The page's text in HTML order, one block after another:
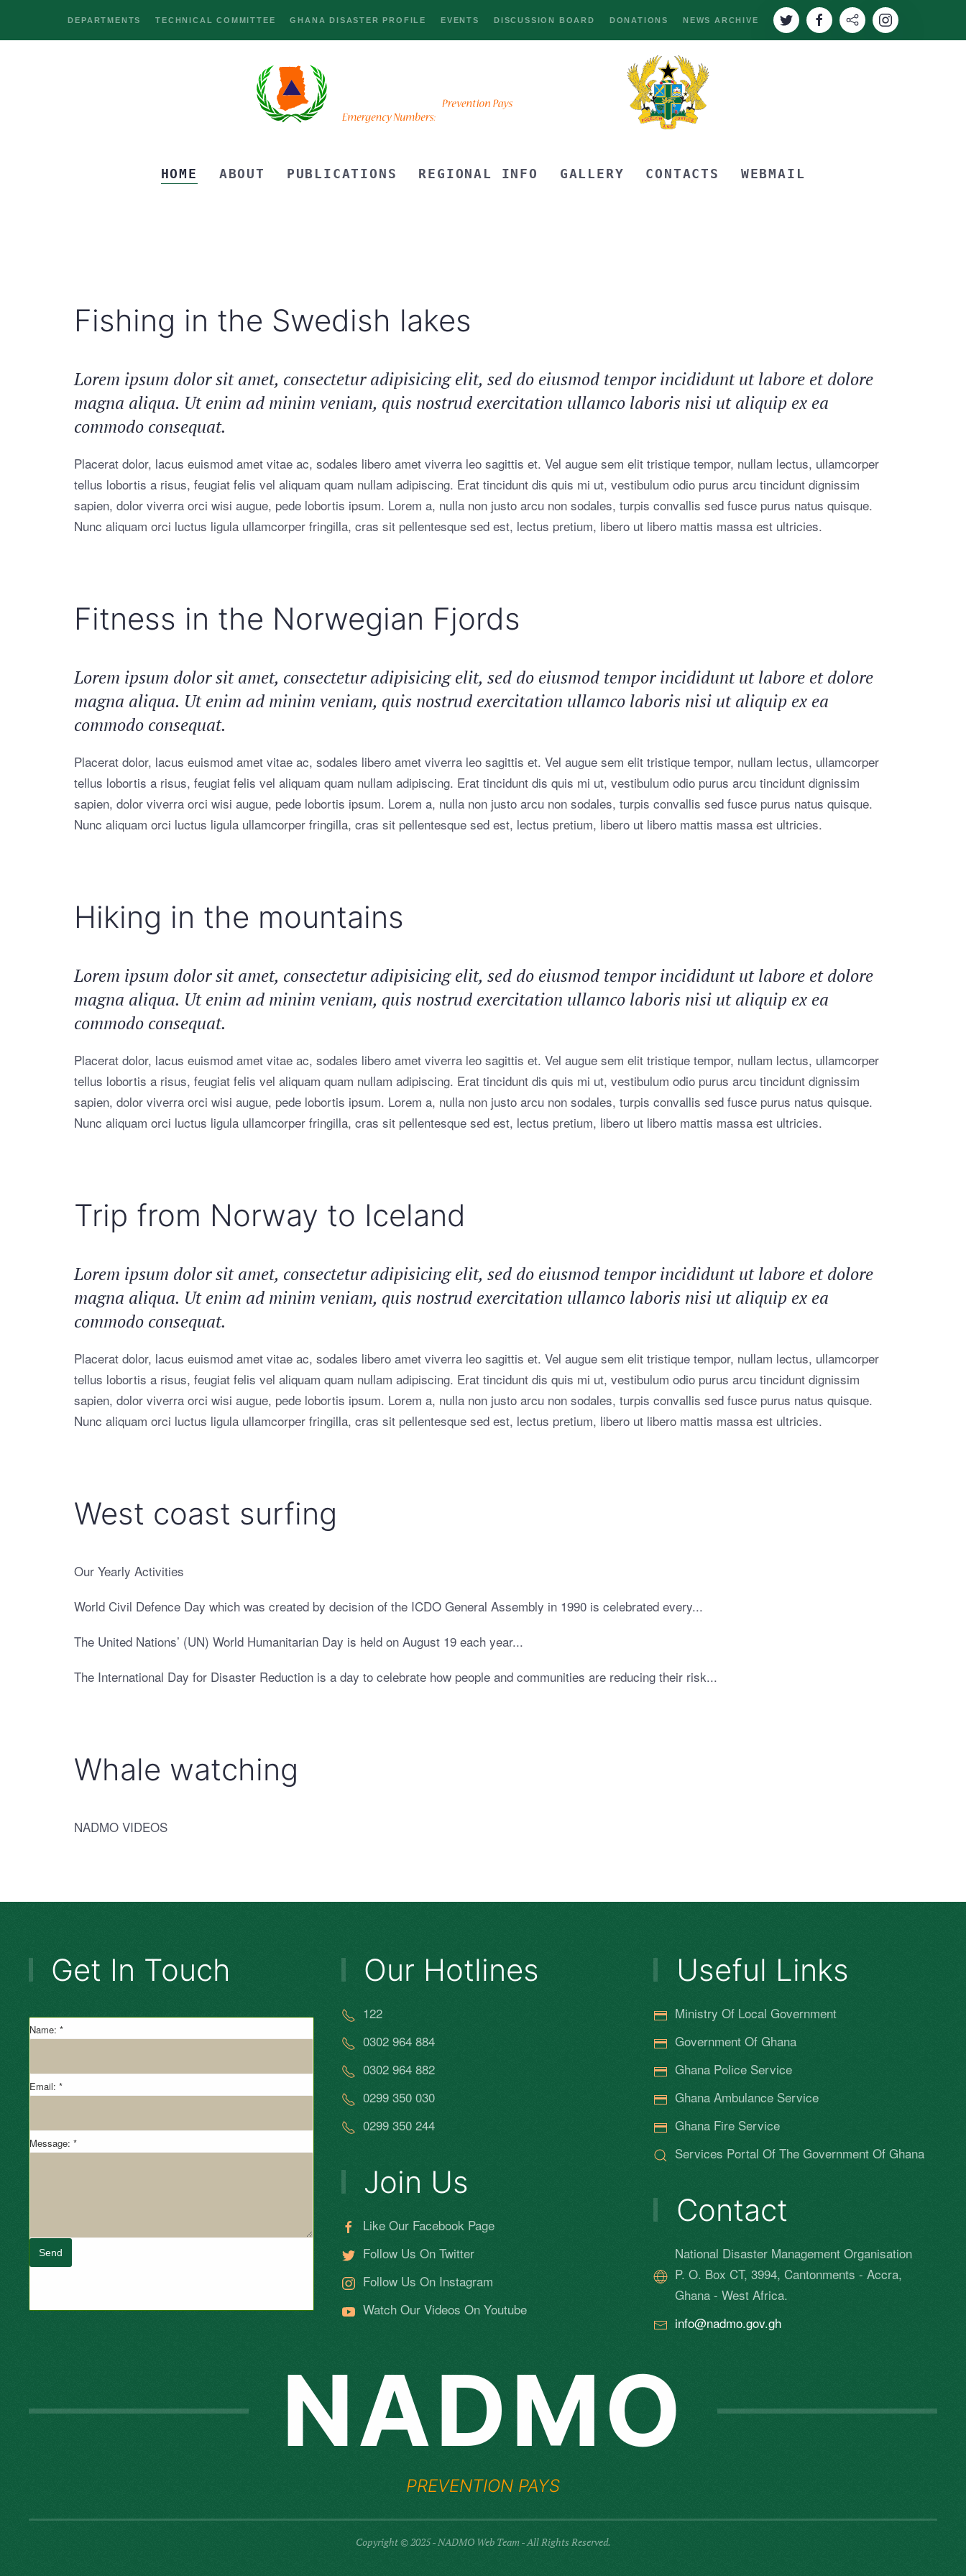
DEPARTMENTS TECHNICAL COMMITTEE GHANA DISASTER PROFILE EVENTS DISCUSSION BOARD DONATIONS NEWS ARCHIVE
HOME ABOUT PUBLICATIONS REGIONAL INFO GALLERY CONTACTS WEBMAIL
Fishing in the Swedish lakes
Lorem ipsum dolor sit amet, consectetur adipisicing elit, sed do eiusmod tempor incididunt ut labore et dolore
magna aliqua. Ut enim ad minim veniam, quis nostrud exercitation ullamco laboris nisi ut aliquip ex ea
commodo consequat.
Placerat dolor, lacus euismod amet vitae ac, sodales libero amet viverra leo sagittis et. Vel augue sem elit tristique tempor, nullam lectus, ullamcorper
tellus lobortis a risus, feugiat felis vel aliquam quam nullam adipiscing. Erat tincidunt dis quis mi ut, vestibulum odio purus arcu tincidunt dignissim
sapien, dolor viverra orci wisi augue, pede lobortis ipsum. Lorem a, nulla non justo arcu non sodales, turpis convallis sed fusce purus natus quisque.
Nunc aliquam orci luctus ligula ullamcorper fringilla, cras sit pellentesque sed est, lectus pretium, libero ut libero mattis massa est ultricies.
Fitness in the Norwegian Fjords
Lorem ipsum dolor sit amet, consectetur adipisicing elit, sed do eiusmod tempor incididunt ut labore et dolore
magna aliqua. Ut enim ad minim veniam, quis nostrud exercitation ullamco laboris nisi ut aliquip ex ea
commodo consequat.
Placerat dolor, lacus euismod amet vitae ac, sodales libero amet viverra leo sagittis et. Vel augue sem elit tristique tempor, nullam lectus, ullamcorper
tellus lobortis a risus, feugiat felis vel aliquam quam nullam adipiscing. Erat tincidunt dis quis mi ut, vestibulum odio purus arcu tincidunt dignissim
sapien, dolor viverra orci wisi augue, pede lobortis ipsum. Lorem a, nulla non justo arcu non sodales, turpis convallis sed fusce purus natus quisque.
Nunc aliquam orci luctus ligula ullamcorper fringilla, cras sit pellentesque sed est, lectus pretium, libero ut libero mattis massa est ultricies.
Hiking in the mountains
Lorem ipsum dolor sit amet, consectetur adipisicing elit, sed do eiusmod tempor incididunt ut labore et dolore
magna aliqua. Ut enim ad minim veniam, quis nostrud exercitation ullamco laboris nisi ut aliquip ex ea
commodo consequat.
Placerat dolor, lacus euismod amet vitae ac, sodales libero amet viverra leo sagittis et. Vel augue sem elit tristique tempor, nullam lectus, ullamcorper
tellus lobortis a risus, feugiat felis vel aliquam quam nullam adipiscing. Erat tincidunt dis quis mi ut, vestibulum odio purus arcu tincidunt dignissim
sapien, dolor viverra orci wisi augue, pede lobortis ipsum. Lorem a, nulla non justo arcu non sodales, turpis convallis sed fusce purus natus quisque.
Nunc aliquam orci luctus ligula ullamcorper fringilla, cras sit pellentesque sed est, lectus pretium, libero ut libero mattis massa est ultricies.
Trip from Norway to Iceland
Lorem ipsum dolor sit amet, consectetur adipisicing elit, sed do eiusmod tempor incididunt ut labore et dolore
magna aliqua. Ut enim ad minim veniam, quis nostrud exercitation ullamco laboris nisi ut aliquip ex ea
commodo consequat.
Placerat dolor, lacus euismod amet vitae ac, sodales libero amet viverra leo sagittis et. Vel augue sem elit tristique tempor, nullam lectus, ullamcorper
tellus lobortis a risus, feugiat felis vel aliquam quam nullam adipiscing. Erat tincidunt dis quis mi ut, vestibulum odio purus arcu tincidunt dignissim
sapien, dolor viverra orci wisi augue, pede lobortis ipsum. Lorem a, nulla non justo arcu non sodales, turpis convallis sed fusce purus natus quisque.
Nunc aliquam orci luctus ligula ullamcorper fringilla, cras sit pellentesque sed est, lectus pretium, libero ut libero mattis massa est ultricies.
West coast surfing
Our Yearly Activities
World Civil Defence Day which was created by decision of the ICDO General Assembly in 1990 is celebrated every...
The United Nations’ (UN) World Humanitarian Day is held on August 19 each year...
The International Day for Disaster Reduction is a day to celebrate how people and communities are reducing their risk...
Whale watching
NADMO VIDEOS
Get In Touch
Name: *
Email: *
Message: *
Our Hotlines
122
0302 964 884
0302 964 882
0299 350 030
0299 350 244
Join Us
Like Our Facebook Page
Follow Us On Twitter
Follow Us On Instagram
Watch Our Videos On Youtube
Useful Links
Ministry Of Local Government
Government Of Ghana
Ghana Police Service
Ghana Ambulance Service
Ghana Fire Service
Services Portal Of The Government Of Ghana
Contact
National Disaster Management Organisation
P. O. Box CT, 3994, Cantonments - Accra,
Ghana - West Africa.
info@nadmo.gov.gh
NADMO
PREVENTION PAYS
Copyright © 2025 - NADMO Web Team - All Rights Reserved.